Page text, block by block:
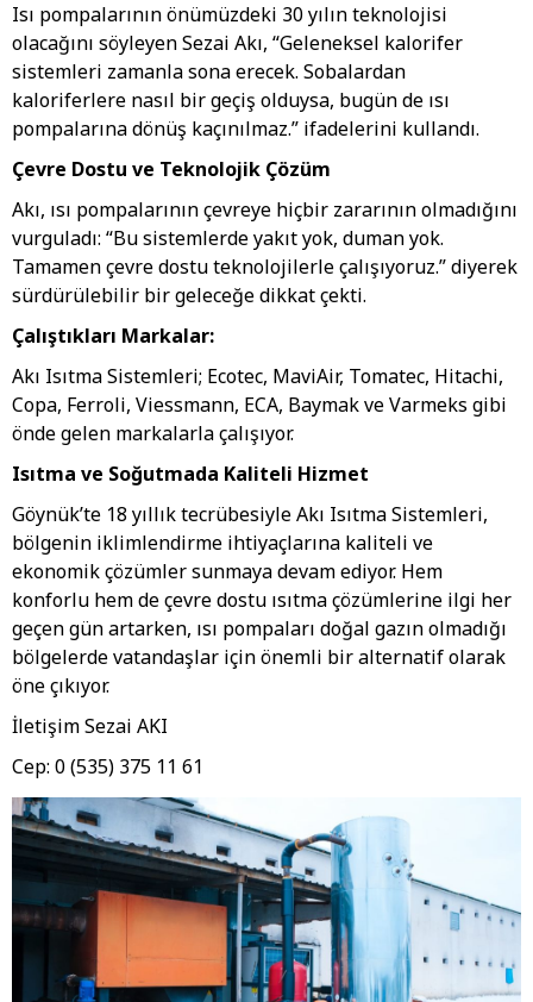
Isı pompalarının önümüzdeki 30 yılın teknolojisi
olacağını söyleyen Sezai Akı, “Geleneksel kalorifer
sistemleri zamanla sona erecek. Sobalardan
kaloriferlere nasıl bir geçiş olduysa, bugün de ısı
pompalarına dönüş kaçınılmaz.” ifadelerini kullandı.
Çevre Dostu ve Teknolojik Çözüm
Akı, ısı pompalarının çevreye hiçbir zararının olmadığını
vurguladı: “Bu sistemlerde yakıt yok, duman yok.
Tamamen çevre dostu teknolojilerle çalışıyoruz.” diyerek
sürdürülebilir bir geleceğe dikkat çekti.
Çalıştıkları Markalar:
Akı Isıtma Sistemleri; Ecotec, MaviAir, Tomatec, Hitachi,
Copa, Ferroli, Viessmann, ECA, Baymak ve Varmeks gibi
önde gelen markalarla çalışıyor.
Isıtma ve Soğutmada Kaliteli Hizmet
Göynük’te 18 yıllık tecrübesiyle Akı Isıtma Sistemleri,
bölgenin iklimlendirme ihtiyaçlarına kaliteli ve
ekonomik çözümler sunmaya devam ediyor. Hem
konforlu hem de çevre dostu ısıtma çözümlerine ilgi her
geçen gün artarken, ısı pompaları doğal gazın olmadığı
bölgelerde vatandaşlar için önemli bir alternatif olarak
öne çıkıyor.
İletişim Sezai AKI
Cep: 0 (535) 375 11 61